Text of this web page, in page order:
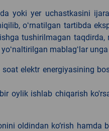
yoki yer uchastkasini
oʻrnatilgan tartibda
tushirilmagan
mablagʻlar
elektr energiyasining
oylik ishlab chiqarish
oldindan ko‘rish hamda